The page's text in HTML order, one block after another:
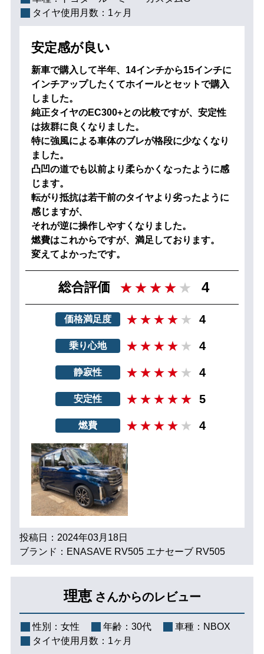
タイヤ使用月数： 1ヶ月
安定感が良い
新車で購入して半年、14インチから15インチに
インチアップしたくてホイールとセットで購入
しました。
純正タイヤのEC300+との比較ですが、安定性
は抜群に良くなりました。
特に強風による車体のブレが格段に少なくなり
ました。
凸凹の道でも以前より柔らかくなったように感
じます。
転がり抵抗は若干前のタイヤより劣ったように
感じますが、
それが逆に操作しやすくなりました。
燃費はこれからですが、満足しております。
変えてよかったです。
総合評価 4
価格満足度 4
乗り心地 4
静寂性 4
安定性 5
燃費 4
投稿日：2024年03月18日
ブランド：ENASAVE RV505 エナセーブ RV505
理恵 さんからのレビュー
性別： 女性 年齢： 30代 車種： NBOX
タイヤ使用月数： 1ヶ月